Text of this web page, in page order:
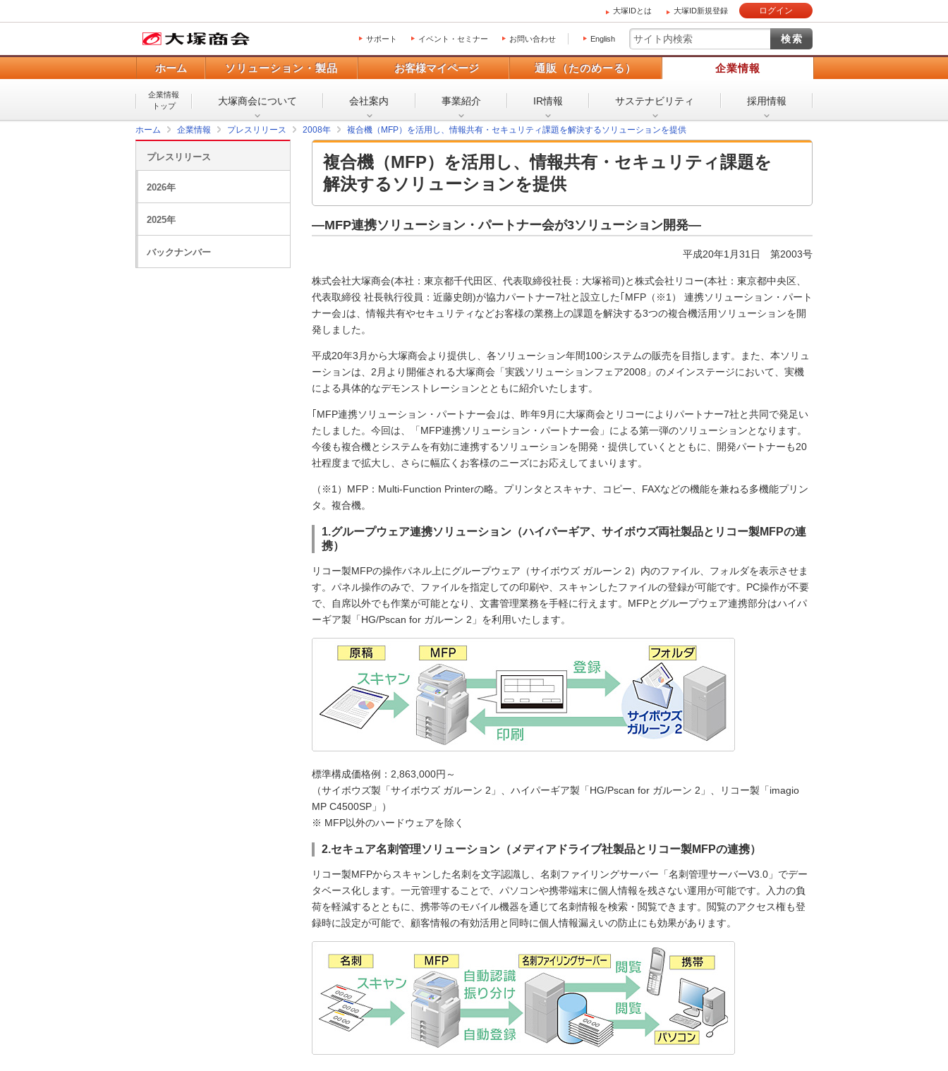
大塚IDとは 大塚ID新規登録 ログイン
サポート イベント・セミナー お問い合わせ English
ホーム ソリューション・製品 お客様マイページ 通販（たのめーる） 企業情報
企業情報
トップ
大塚商会について 会社案内 事業紹介 IR情報 サステナビリティ 採用情報
ホーム 企業情報 プレスリリース 2008年 複合機（MFP）を活用し、情報共有・セキュリティ課題を解決するソリューションを提供
複合機（MFP）を活用し、情報共有・セキュリティ課題を
解決するソリューションを提供
―MFP連携ソリューション・パートナー会が3ソリューション開発―
平成20年1月31日 第2003号
株式会社大塚商会(本社：東京都千代田区、代表取締役社長：大塚裕司)と株式会社リコー(本社：東京都中央区、
代表取締役 社長執行役員：近藤史朗)が協力パートナー7社と設立した｢MFP（※1） 連携ソリューション・パート
ナー会｣は、情報共有やセキュリティなどお客様の業務上の課題を解決する3つの複合機活用ソリューションを開
発しました。
平成20年3月から大塚商会より提供し、各ソリューション年間100システムの販売を目指します。また、本ソリュ
ーションは、2月より開催される大塚商会「実践ソリューションフェア2008」のメインステージにおいて、実機
による具体的なデモンストレーションとともに紹介いたします。
｢MFP連携ソリューション・パートナー会｣は、昨年9月に大塚商会とリコーによりパートナー7社と共同で発足い
たしました。今回は、「MFP連携ソリューション・パートナー会」による第一弾のソリューションとなります。
今後も複合機とシステムを有効に連携するソリューションを開発・提供していくとともに、開発パートナーも20
社程度まで拡大し、さらに幅広くお客様のニーズにお応えしてまいります。
（※1）MFP：Multi-Function Printerの略。プリンタとスキャナ、コピー、FAXなどの機能を兼ねる多機能プリン
タ。複合機。
1.グループウェア連携ソリューション（ハイパーギア、サイボウズ両社製品とリコー製MFPの連
携）
リコー製MFPの操作パネル上にグループウェア（サイボウズ ガルーン 2）内のファイル、フォルダを表示させま
す。パネル操作のみで、ファイルを指定しての印刷や、スキャンしたファイルの登録が可能です。PC操作が不要
で、自席以外でも作業が可能となり、文書管理業務を手軽に行えます。MFPとグループウェア連携部分はハイパ
ーギア製「HG/Pscan for ガルーン 2」を利用いたします。
標準構成価格例：2,863,000円～
（サイボウズ製「サイボウズ ガルーン 2」、ハイパーギア製「HG/Pscan for ガルーン 2」、リコー製「imagio
MP C4500SP」）
※ MFP以外のハードウェアを除く
2.セキュア名刺管理ソリューション（メディアドライブ社製品とリコー製MFPの連携）
リコー製MFPからスキャンした名刺を文字認識し、名刺ファイリングサーバー「名刺管理サーバーV3.0」でデー
タベース化します。一元管理することで、パソコンや携帯端末に個人情報を残さない運用が可能です。入力の負
荷を軽減するとともに、携帯等のモバイル機器を通じて名刺情報を検索・閲覧できます。閲覧のアクセス権も登
録時に設定が可能で、顧客情報の有効活用と同時に個人情報漏えいの防止にも効果があります。
プレスリリース
2026年
2025年
バックナンバー